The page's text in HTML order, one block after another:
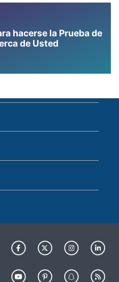
hacerse la Prueba de
de Usted